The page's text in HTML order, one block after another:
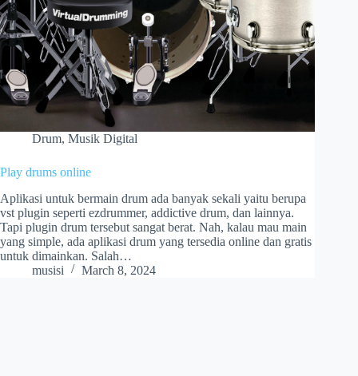
Drum, Musik Digital
Play drums online
Aplikasi untuk bermain drum ada banyak sekali yaitu berupa
vst plugin seperti ezdrummer, addictive drum, dan lainnya.
Tapi plugin drum tersebut sangat berat. Nah, kalau mau main
yang simple, ada aplikasi drum yang tersedia online dan gratis
untuk dimainkan. Salah…
musisi
March 8, 2024